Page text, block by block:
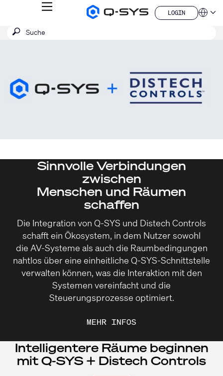
Q-
Produkte
MENÜ
LOGIN
LOGIN
QSYS.com (English)
Français
日本語
한국어
Suche
absenden
SUCHE
Sinnvolle Verbindungen
zwischen
Menschen und Räumen
schaffen
Die Integration von Q-SYS und Distech Controls
schafft ein Ökosystem, in dem Nutzer sowohl
die AV-Systeme als auch die Raumbedingungen
nahtlos über eine einheitliche Q-SYS-Schnittstelle
verwalten können, was die Interaktion mit den
Systemen vereinfacht und die
Steuerungsprozesse optimiert.
MEHR INFOS
Intelligentere Räume beginnen
mit Q-SYS + Distech Controls